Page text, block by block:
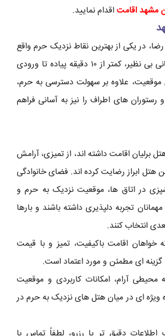
مشهد اقامتاقدام نمایید.
رضا، در یکی از بهترین نقاط نزدیک حرم واقع
شده است. با موقعیت مکانی بی نظیر، کمتر از ۱۰ دقیقه پیاده تا ورودی
موقعیت، علاوه بر سهولت دسترسی به حرم،
رستوران های اطراف را نیز به آسانی فراهم
برلیان اقامت داشته اند، از تمیزی، آرامش
هتل ابراز رضایت کرده اند. فضای خانوادگی
در اتاق ها، موقعیت نزدیک به حرم و
تجربه دلپذیری داشته باشند و بارها
انتخاب کنند.
خواهان اقامت باکیفیت، تمیز و با قیمت
ای مطمئن و مورد اعتماد است.
محیطی آرام، امکانات کاربردی و موقعیت
ویژه ای در میان هتل های نزدیک به حرم در